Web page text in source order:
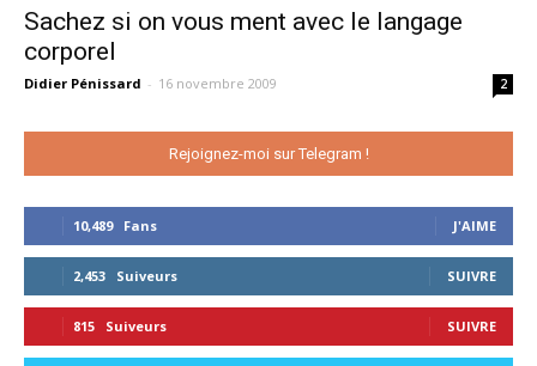
Sachez si on vous ment avec le langage
corporel
Didier Pénissard - 16 novembre 2009 2
Rejoignez-moi sur Telegram !
10,489 Fans J'AIME
2,453 Suiveurs SUIVRE
815 Suiveurs SUIVRE